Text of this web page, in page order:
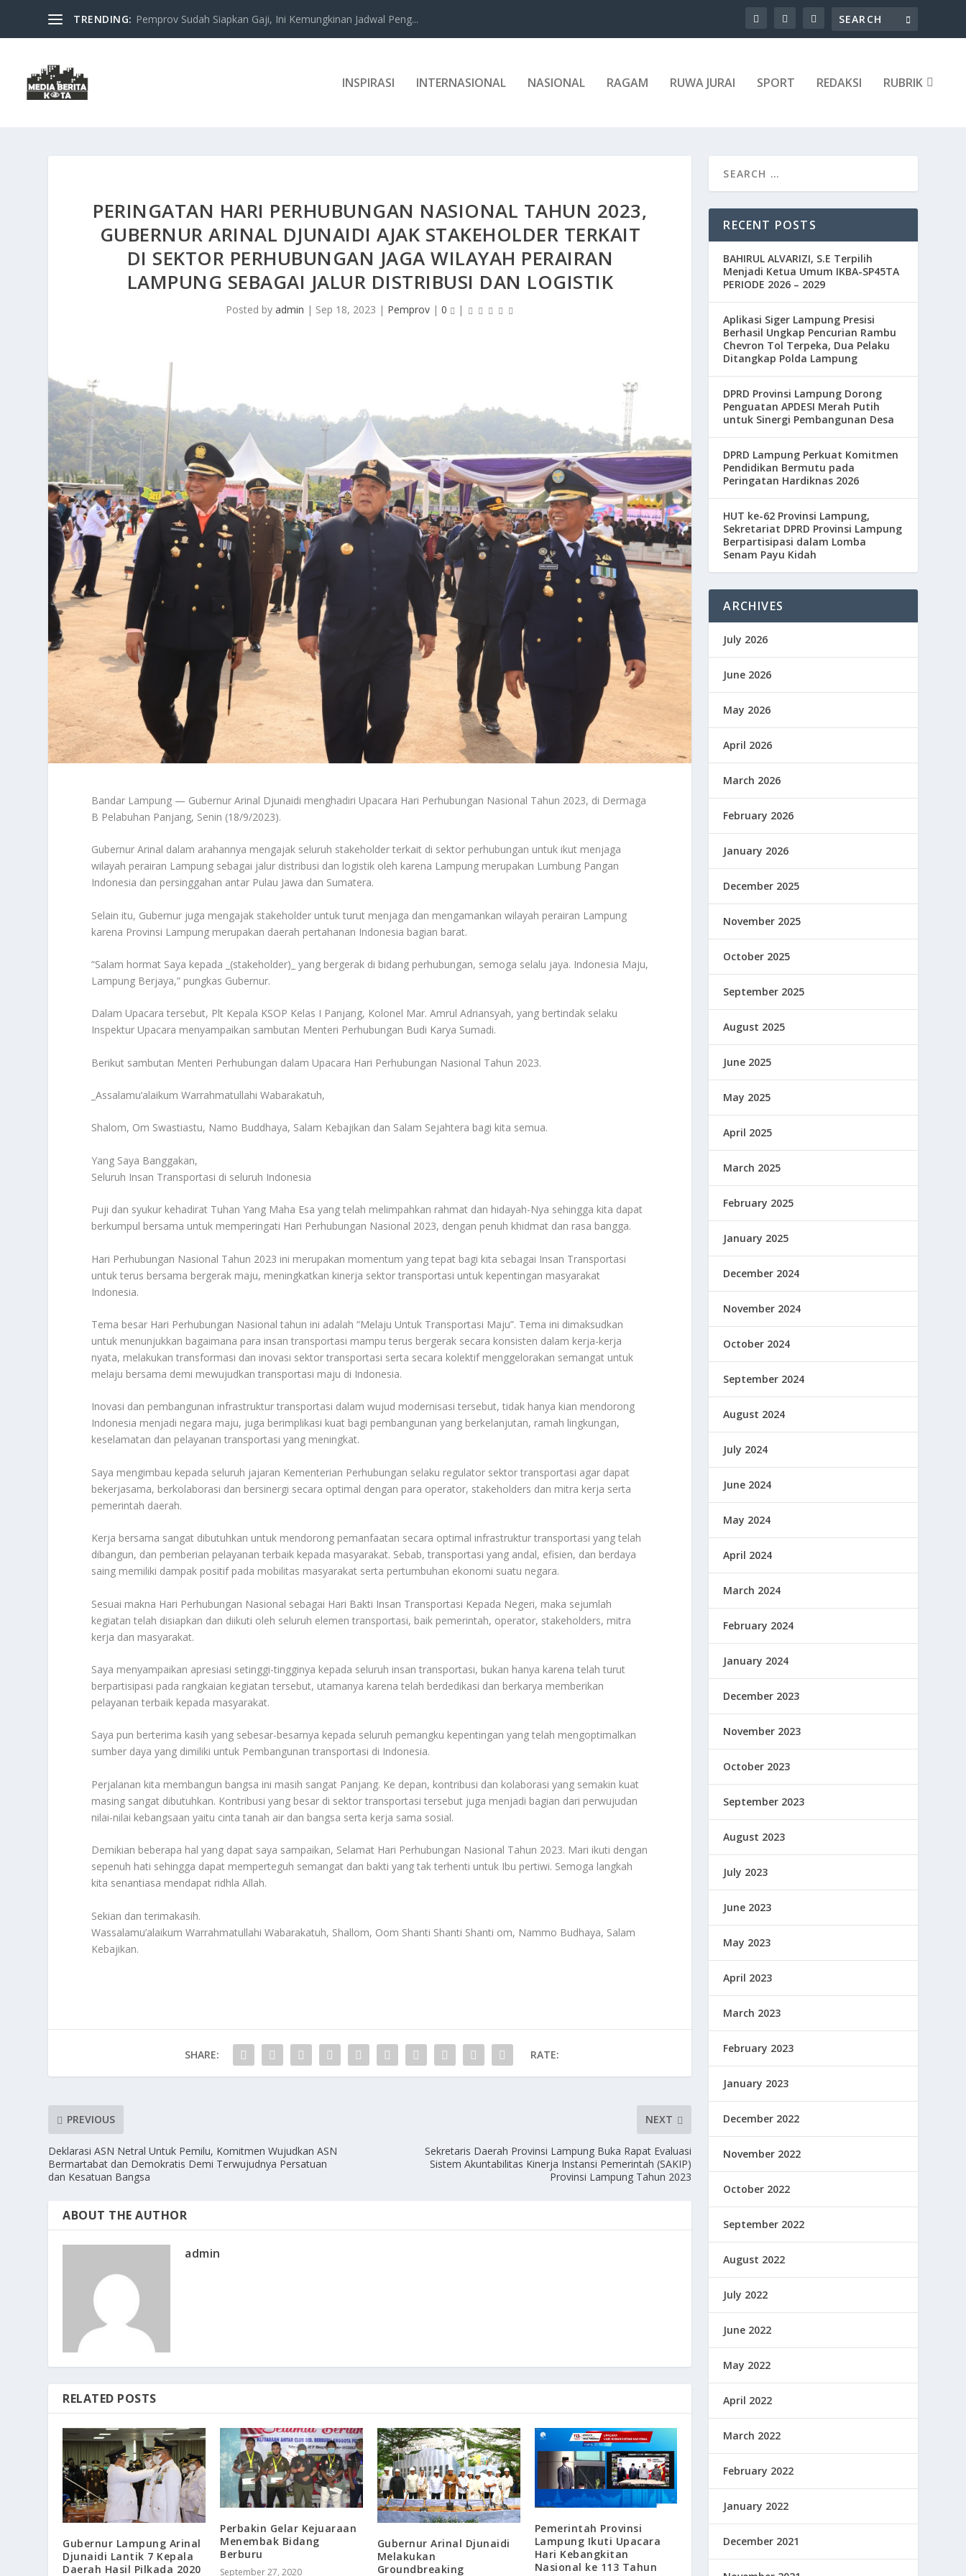
TRENDING: Pemprov Sudah Siapkan Gaji, Ini Kemungkinan Jadwal Peng...
INSPIRASI INTERNASIONAL NASIONAL RAGAM RUWA JURAI SPORT REDAKSI RUBRIK
PERINGATAN HARI PERHUBUNGAN NASIONAL TAHUN 2023,
GUBERNUR ARINAL DJUNAIDI AJAK STAKEHOLDER TERKAIT
DI SEKTOR PERHUBUNGAN JAGA WILAYAH PERAIRAN
LAMPUNG SEBAGAI JALUR DISTRIBUSI DAN LOGISTIK
Posted byadmin | Sep 18, 2023 | Pemprov |0 |
Bandar Lampung — Gubernur Arinal Djunaidi menghadiri Upacara Hari Perhubungan Nasional Tahun 2023, di Dermaga
B Pelabuhan Panjang, Senin (18/9/2023).
Gubernur Arinal dalam arahannya mengajak seluruh stakeholder terkait di sektor perhubungan untuk ikut menjaga
wilayah perairan Lampung sebagai jalur distribusi dan logistik oleh karena Lampung merupakan Lumbung Pangan
Indonesia dan persinggahan antar Pulau Jawa dan Sumatera.
Selain itu, Gubernur juga mengajak stakeholder untuk turut menjaga dan mengamankan wilayah perairan Lampung
karena Provinsi Lampung merupakan daerah pertahanan Indonesia bagian barat.
“Salam hormat Saya kepada _(stakeholder)_ yang bergerak di bidang perhubungan, semoga selalu jaya. Indonesia Maju,
Lampung Berjaya,” pungkas Gubernur.
Dalam Upacara tersebut, Plt Kepala KSOP Kelas I Panjang, Kolonel Mar. Amrul Adriansyah, yang bertindak selaku
Inspektur Upacara menyampaikan sambutan Menteri Perhubungan Budi Karya Sumadi.
Berikut sambutan Menteri Perhubungan dalam Upacara Hari Perhubungan Nasional Tahun 2023.
_Assalamu’alaikum Warrahmatullahi Wabarakatuh,
Shalom, Om Swastiastu, Namo Buddhaya, Salam Kebajikan dan Salam Sejahtera bagi kita semua.
Yang Saya Banggakan,
Seluruh Insan Transportasi di seluruh Indonesia
Puji dan syukur kehadirat Tuhan Yang Maha Esa yang telah melimpahkan rahmat dan hidayah-Nya sehingga kita dapat
berkumpul bersama untuk memperingati Hari Perhubungan Nasional 2023, dengan penuh khidmat dan rasa bangga.
Hari Perhubungan Nasional Tahun 2023 ini merupakan momentum yang tepat bagi kita sebagai Insan Transportasi
untuk terus bersama bergerak maju, meningkatkan kinerja sektor transportasi untuk kepentingan masyarakat
Indonesia.
Tema besar Hari Perhubungan Nasional tahun ini adalah “Melaju Untuk Transportasi Maju”. Tema ini dimaksudkan
untuk menunjukkan bagaimana para insan transportasi mampu terus bergerak secara konsisten dalam kerja-kerja
nyata, melakukan transformasi dan inovasi sektor transportasi serta secara kolektif menggelorakan semangat untuk
melaju bersama demi mewujudkan transportasi maju di Indonesia.
Inovasi dan pembangunan infrastruktur transportasi dalam wujud modernisasi tersebut, tidak hanya kian mendorong
Indonesia menjadi negara maju, juga berimplikasi kuat bagi pembangunan yang berkelanjutan, ramah lingkungan,
keselamatan dan pelayanan transportasi yang meningkat.
Saya mengimbau kepada seluruh jajaran Kementerian Perhubungan selaku regulator sektor transportasi agar dapat
bekerjasama, berkolaborasi dan bersinergi secara optimal dengan para operator, stakeholders dan mitra kerja serta
pemerintah daerah.
Kerja bersama sangat dibutuhkan untuk mendorong pemanfaatan secara optimal infrastruktur transportasi yang telah
dibangun, dan pemberian pelayanan terbaik kepada masyarakat. Sebab, transportasi yang andal, efisien, dan berdaya
saing memiliki dampak positif pada mobilitas masyarakat serta pertumbuhan ekonomi suatu negara.
Sesuai makna Hari Perhubungan Nasional sebagai Hari Bakti Insan Transportasi Kepada Negeri, maka sejumlah
kegiatan telah disiapkan dan diikuti oleh seluruh elemen transportasi, baik pemerintah, operator, stakeholders, mitra
kerja dan masyarakat.
Saya menyampaikan apresiasi setinggi-tingginya kepada seluruh insan transportasi, bukan hanya karena telah turut
berpartisipasi pada rangkaian kegiatan tersebut, utamanya karena telah berdedikasi dan berkarya memberikan
pelayanan terbaik kepada masyarakat.
Saya pun berterima kasih yang sebesar-besarnya kepada seluruh pemangku kepentingan yang telah mengoptimalkan
sumber daya yang dimiliki untuk Pembangunan transportasi di Indonesia.
Perjalanan kita membangun bangsa ini masih sangat Panjang. Ke depan, kontribusi dan kolaborasi yang semakin kuat
masing sangat dibutuhkan. Kontribusi yang besar di sektor transportasi tersebut juga menjadi bagian dari perwujudan
nilai-nilai kebangsaan yaitu cinta tanah air dan bangsa serta kerja sama sosial.
Demikian beberapa hal yang dapat saya sampaikan, Selamat Hari Perhubungan Nasional Tahun 2023. Mari ikuti dengan
sepenuh hati sehingga dapat memperteguh semangat dan bakti yang tak terhenti untuk Ibu pertiwi. Semoga langkah
kita senantiasa mendapat ridhla Allah.
Sekian dan terimakasih.
Wassalamu’alaikum Warrahmatullahi Wabarakatuh, Shallom, Oom Shanti Shanti Shanti om, Nammo Budhaya, Salam
Kebajikan.
SHARE: RATE:
PREVIOUS
Deklarasi ASN Netral Untuk Pemilu, Komitmen Wujudkan ASN
Bermartabat dan Demokratis Demi Terwujudnya Persatuan
dan Kesatuan Bangsa
NEXT
Sekretaris Daerah Provinsi Lampung Buka Rapat Evaluasi
Sistem Akuntabilitas Kinerja Instansi Pemerintah (SAKIP)
Provinsi Lampung Tahun 2023
ABOUT THE AUTHOR
admin
RELATED POSTS
Gubernur Lampung Arinal
Djunaidi Lantik 7 Kepala
Daerah Hasil Pilkada 2020
Perbakin Gelar Kejuaraan
Menembak Bidang
Berburu
September 27, 2020
Gubernur Arinal Djunaidi
Melakukan
Groundbreaking
Pemerintah Provinsi
Lampung Ikuti Upacara
Hari Kebangkitan
Nasional ke 113 Tahun
RECENT POSTS
BAHIRUL ALVARIZI, S.E Terpilih
Menjadi Ketua Umum IKBA-SP45TA
PERIODE 2026 – 2029
Aplikasi Siger Lampung Presisi
Berhasil Ungkap Pencurian Rambu
Chevron Tol Terpeka, Dua Pelaku
Ditangkap Polda Lampung
DPRD Provinsi Lampung Dorong
Penguatan APDESI Merah Putih
untuk Sinergi Pembangunan Desa
DPRD Lampung Perkuat Komitmen
Pendidikan Bermutu pada
Peringatan Hardiknas 2026
HUT ke-62 Provinsi Lampung,
Sekretariat DPRD Provinsi Lampung
Berpartisipasi dalam Lomba
Senam Payu Kidah
ARCHIVES
July 2026
June 2026
May 2026
April 2026
March 2026
February 2026
January 2026
December 2025
November 2025
October 2025
September 2025
August 2025
June 2025
May 2025
April 2025
March 2025
February 2025
January 2025
December 2024
November 2024
October 2024
September 2024
August 2024
July 2024
June 2024
May 2024
April 2024
March 2024
February 2024
January 2024
December 2023
November 2023
October 2023
September 2023
August 2023
July 2023
June 2023
May 2023
April 2023
March 2023
February 2023
January 2023
December 2022
November 2022
October 2022
September 2022
August 2022
July 2022
June 2022
May 2022
April 2022
March 2022
February 2022
January 2022
December 2021